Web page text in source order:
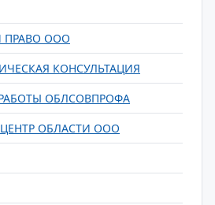
ООО
КОНСУЛЬТАЦИЯ
ОБЛСОВПРОФА
ОБЛАСТИ ООО